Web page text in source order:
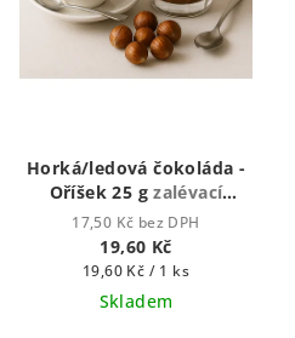
Horká/ledová čokoláda -
Oříšek 25 gzalévací
vodou či mlékem
17,50 Kč bez DPH
19,60 Kč
Měrná
cena:
19,60 Kč / 1 ks
Skladem